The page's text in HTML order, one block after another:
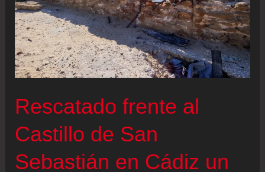
Rescatado frente al
Castillo de San
Sebastián en Cádiz un